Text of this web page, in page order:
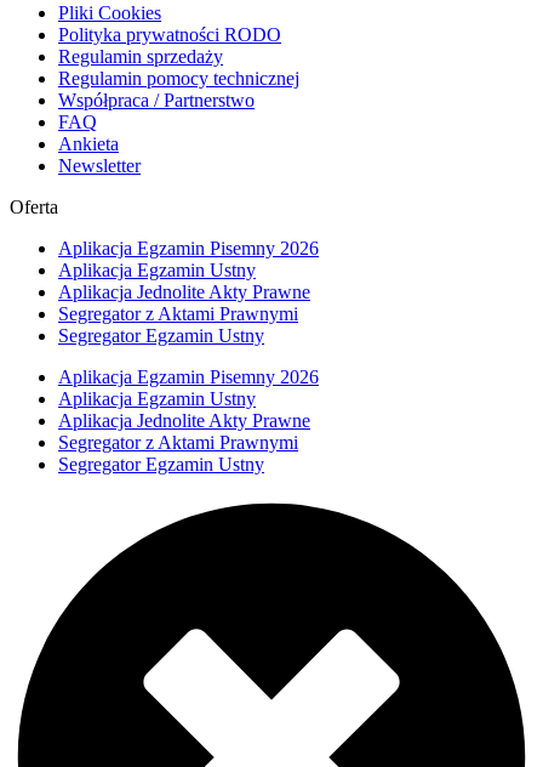
Pliki Cookies
Polityka prywatności RODO
Regulamin sprzedaży
Regulamin pomocy technicznej
Współpraca / Partnerstwo
FAQ
Ankieta
Newsletter
Oferta
Aplikacja Egzamin Pisemny 2026
Aplikacja Egzamin Ustny
Aplikacja Jednolite Akty Prawne
Segregator z Aktami Prawnymi
Segregator Egzamin Ustny
Aplikacja Egzamin Pisemny 2026
Aplikacja Egzamin Ustny
Aplikacja Jednolite Akty Prawne
Segregator z Aktami Prawnymi
Segregator Egzamin Ustny